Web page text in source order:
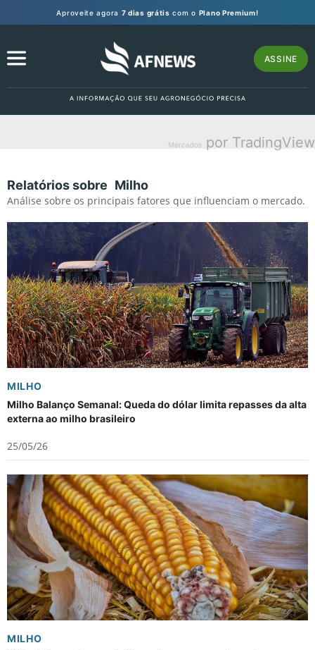
Aproveite agora 7 dias grátis com o Plano Premium!
ASSINE
Mercados por TradingView
Relatórios sobre Milho
Análise sobre os principais fatores que influenciam o mercado.
MILHO
Milho Balanço Semanal: Queda do dólar limita repasses da alta
externa ao milho brasileiro
25/05/26
MILHO